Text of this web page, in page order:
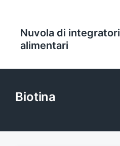
Nuvola di integratori
alimentari
Biotina